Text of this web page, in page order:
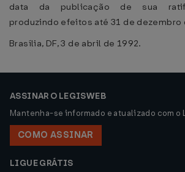
data da publicação de sua
produzindo efeitos até 31 de dezembro
Brasília, DF, 3 de abril de 1992.
ASSINAR O LEGISWEB
Mantenha-se informado e atualizado com o
COMO ASSINAR
LIGUE GRÁTIS